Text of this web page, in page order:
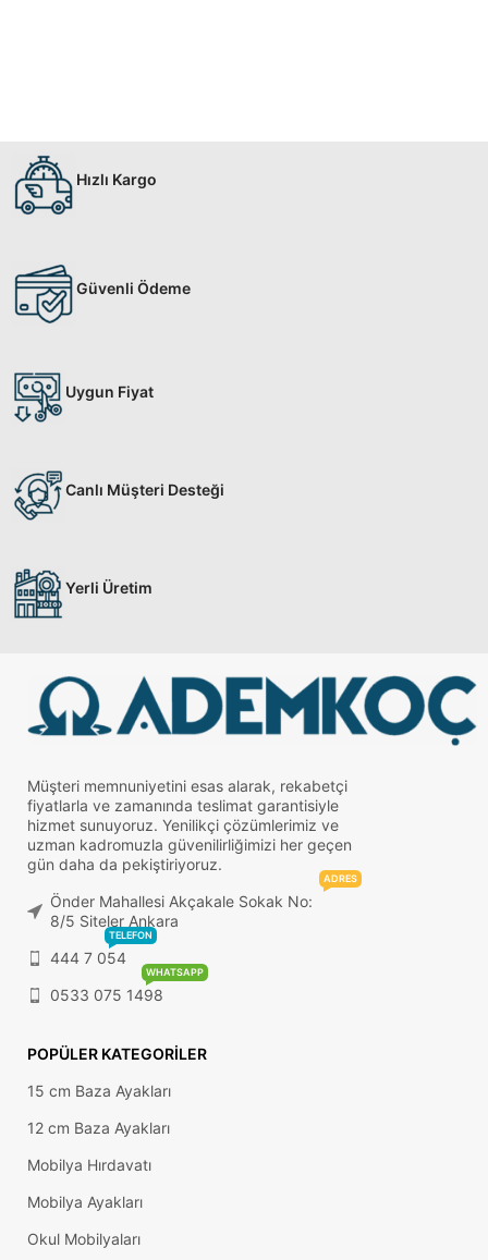
Hızlı Kargo
Güvenli Ödeme
Uygun Fiyat
Canlı Müşteri Desteği
Yerli Üretim
Müşteri memnuniyetini esas alarak, rekabetçi
fiyatlarla ve zamanında teslimat garantisiyle
hizmet sunuyoruz. Yenilikçi çözümlerimiz ve
uzman kadromuzla güvenilirliğimizi her geçen
gün daha da pekiştiriyoruz.
Önder Mahallesi Akçakale Sokak No:
8/5 Siteler Ankara
ADRES
444 7 054
TELEFON
0533 075 1498
WHATSAPP
POPÜLER KATEGORILER
15 cm Baza Ayakları
12 cm Baza Ayakları
Mobilya Hırdavatı
Mobilya Ayakları
Okul Mobilyaları